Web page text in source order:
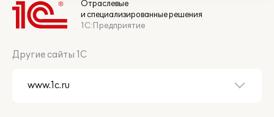
Отраслевые
и специализированные решения
1С:Предприятие
Другие сайты 1С